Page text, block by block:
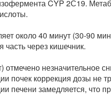
CYP 2С19.
около 40 минут (30-90
часть через кишечник.
отмечено незначительное
почек коррекция дозы не
печени замедляется, что